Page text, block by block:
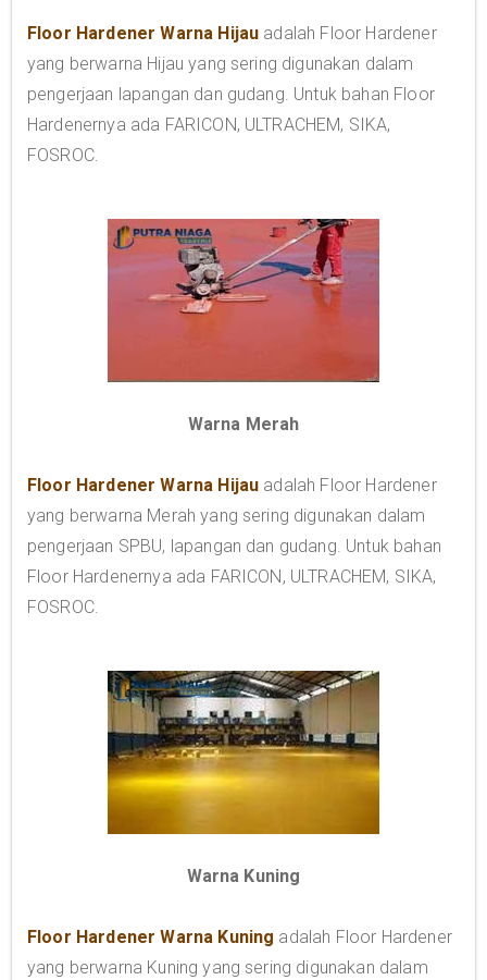
Floor Hardener Warna Hijau adalah Floor Hardener
yang berwarna Hijau yang sering digunakan dalam
pengerjaan lapangan dan gudang. Untuk bahan Floor
Hardenernya ada FARICON, ULTRACHEM, SIKA,
FOSROC.
Warna Merah
Floor Hardener Warna Hijau adalah Floor Hardener
yang berwarna Merah yang sering digunakan dalam
pengerjaan SPBU, lapangan dan gudang. Untuk bahan
Floor Hardenernya ada FARICON, ULTRACHEM, SIKA,
FOSROC.
Warna Kuning
Floor Hardener Warna Kuning adalah Floor Hardener
yang berwarna Kuning yang sering digunakan dalam